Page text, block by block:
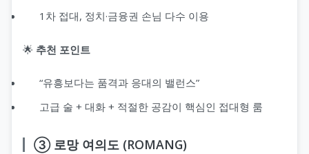
1차 접대, 정치·금융권 손님 다수 이용
🌟 추천 포인트
“유흥보다는 품격과 응대의 밸런스”
고급 술 + 대화 + 적절한 공감이 핵심인 접대형 룸
③ 로망 여의도 (ROMANG)